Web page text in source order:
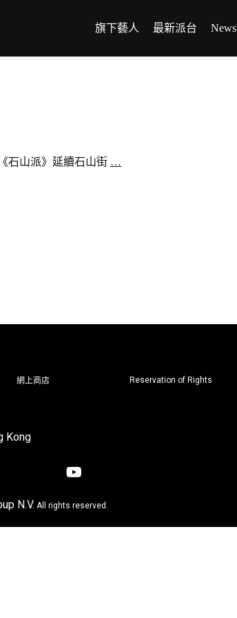
旗下藝人 最新派台 News
石山派》延續石山街 …
網上商店 Reservation of Rights
Kong
N.V. All rights reserved.